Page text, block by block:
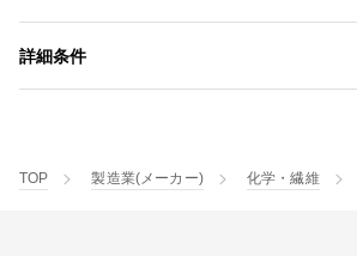
詳細条件
TOP 製造業(メーカー) 化学・繊維